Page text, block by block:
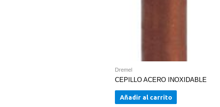
Dremel
CEPILLO ACERO INOXIDABLE
Añadir al carrito